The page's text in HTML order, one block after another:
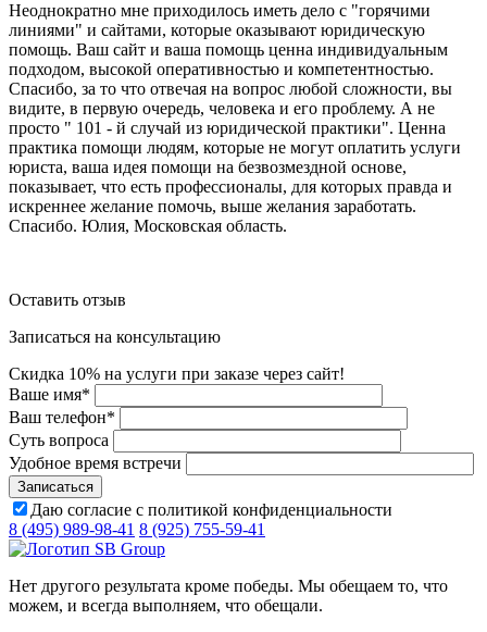
Неоднократно мне приходилось иметь дело с "горячими
линиями" и сайтами, которые оказывают юридическую
помощь. Ваш сайт и ваша помощь ценна индивидуальным
подходом, высокой оперативностью и компетентностью.
Спасибо, за то что отвечая на вопрос любой сложности, вы
видите, в первую очередь, человека и его проблему. А не
просто " 101 - й случай из юридической практики". Ценна
практика помощи людям, которые не могут оплатить услуги
юриста, ваша идея помощи на безвозмездной основе,
показывает, что есть профессионалы, для которых правда и
искреннее желание помочь, выше желания заработать.
Спасибо. Юлия, Московская область.
Оставить отзыв
Записаться на консультацию
Скидка 10% на услуги при заказе через сайт!
Ваше имя*
Ваш телефон*
Суть вопроса
Удобное время встречи
Даю согласие с политикой конфиденциальности
8 (495) 989-98-41 8 (925) 755-59-41
Нет другого результата кроме победы. Мы обещаем то, что
можем, и всегда выполняем, что обещали.